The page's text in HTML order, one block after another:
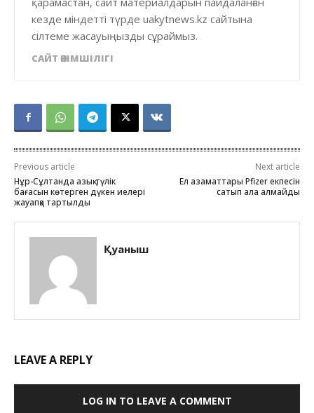
кезде міндетті түрде uakytnews.kz сайтына
сілтеме жасауыңызды сұраймыз.
САЙТ ӘКІМШІЛІГІ
Previous article
Нұр-Сұлтанда азық-түлік
бағасын көтерген дүкен иелері
жауапқа тартылды
Next article
Ел азаматтары Pfizer екпесін
сатып ала алмайды
Қуаныш
LEAVE A REPLY
LOG IN TO LEAVE A COMMENT